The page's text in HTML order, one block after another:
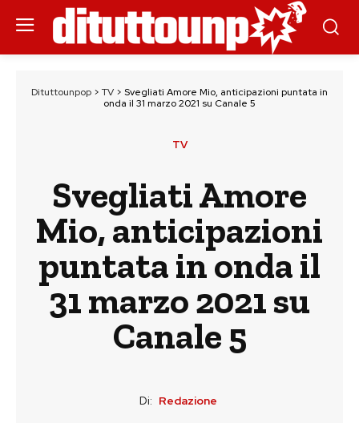
Dituttounpop > TV > Svegliati Amore Mio, anticipazioni puntata in
onda il 31 marzo 2021 su Canale 5
TV
Svegliati Amore
Mio, anticipazioni
puntata in onda il
31 marzo 2021 su
Canale 5
Di: Redazione